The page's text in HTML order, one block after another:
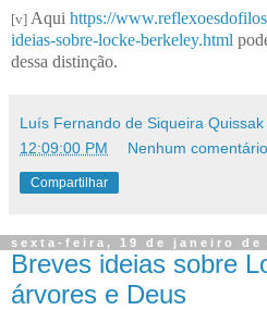
[v] Aqui https://
ideias-sobre-locke-berkeley.html
dessa distinção.
Luís Fernando de Siqueira Quissak
12:09:00 PM
Nenhum
Compartilhar
sexta-feira, 19 de janeiro de
Breves ideias sobre
árvores e Deus